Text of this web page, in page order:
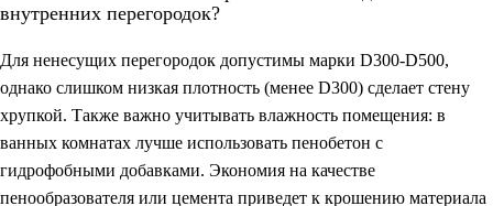
внутренних перегородок?
Для ненесущих перегородок допустимы марки D300-D500,
однако слишком низкая плотность (менее D300) сделает стену
хрупкой. Также важно учитывать влажность помещения: в
ванных комнатах лучше использовать пенобетон с
гидрофобными добавками. Экономия на качестве
пенообразователя или цемента приведет к крошению материала